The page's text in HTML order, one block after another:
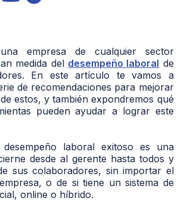
empresa de cualquier sector
medida del desempeño laboral de
En este artículo te vamos a
de recomendaciones para mejorar
estos, y también expondremos qué
pueden ayudar a lograr este
laboral exitoso es una
desde al gerente hasta todos y
sus colaboradores, sin importar el
o de si tiene un sistema de
online o híbrido.